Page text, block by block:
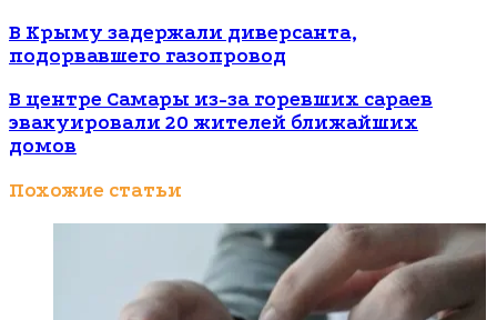
В Крыму задержали диверсанта,
подорвавшего газопровод
В центре Самары из-за горевших сараев
эвакуировали 20 жителей ближайших
домов
Похожие статьи